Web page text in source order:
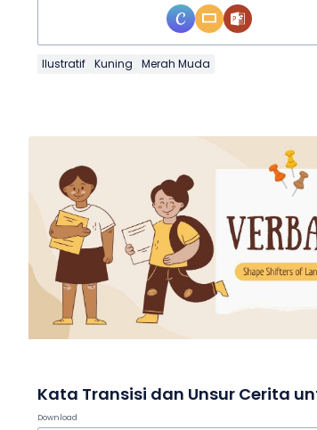
Ilustratif Kuning Merah Muda
Download